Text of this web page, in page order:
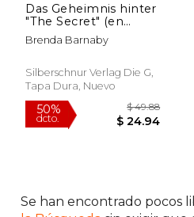
50%
dcto.
$ 38.35
Das Geheimnis hinter
"The Secret" (en
Alemán)
Brenda Barnaby
Silberschnur Verlag Die G,
Tapa Dura, Nuevo
Se han encontrado pocos